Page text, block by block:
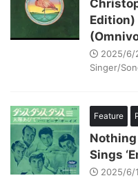
2025/6/
Singer/
Feature
Nothing
Sings
2025/6/